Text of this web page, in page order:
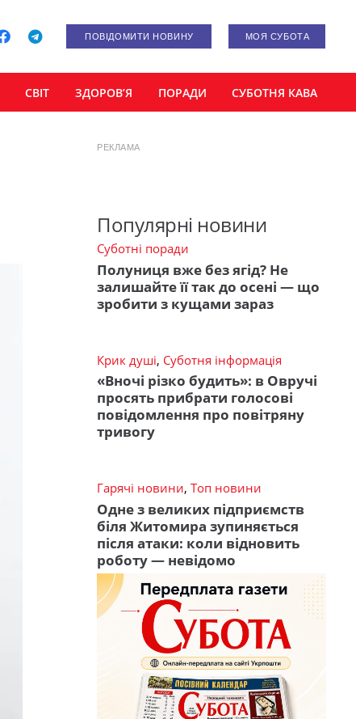
ПОВІДОМИТИ НОВИНУ МОЯ СУБОТА
СВІТ ЗДОРОВ’Я ПОРАДИ СУБОТНЯ КАВА
РЕКЛАМА
Популярні новини
Суботні поради
Полуниця вже без ягід? Не
залишайте її так до осені — що
зробити з кущами зараз
Крик душі, Суботня інформація
«Вночі різко будить»: в Овручі
просять прибрати голосові
повідомлення про повітряну
тривогу
Гарячі новини, Топ новини
Одне з великих підприємств
біля Житомира зупиняється
після атаки: коли відновить
роботу — невідомо